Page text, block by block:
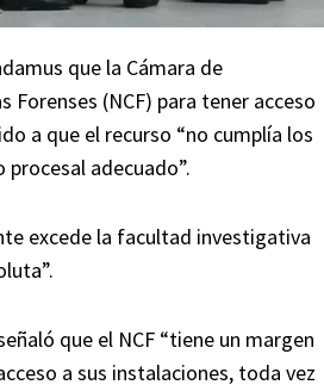
que la Cámara de
(NCF) para tener acceso
a que el recurso “no cumplía los
adecuado”.
excede la facultad investigativa
que el NCF “tiene un margen
a sus instalaciones, toda vez